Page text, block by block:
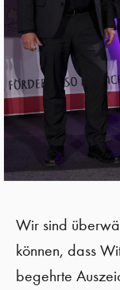
Wir sind
können, dass
begehrte